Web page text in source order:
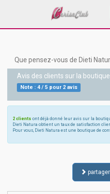
Que pensez-vous de Dieti
Avis des clients sur la boutique
Note : 4/ 5pour 2avis
2 clients ont déjà donné leur avis sur la
Dieti Natura obtient un taux de satisfaction
Pour vous, Dieti Natura est une boutique de